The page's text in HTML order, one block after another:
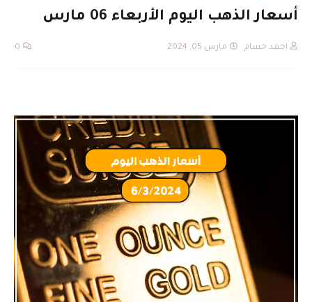
أسعار الذهب اليوم الأربعاء 06 مارس
احمد حسام مارس 05, 2024 0